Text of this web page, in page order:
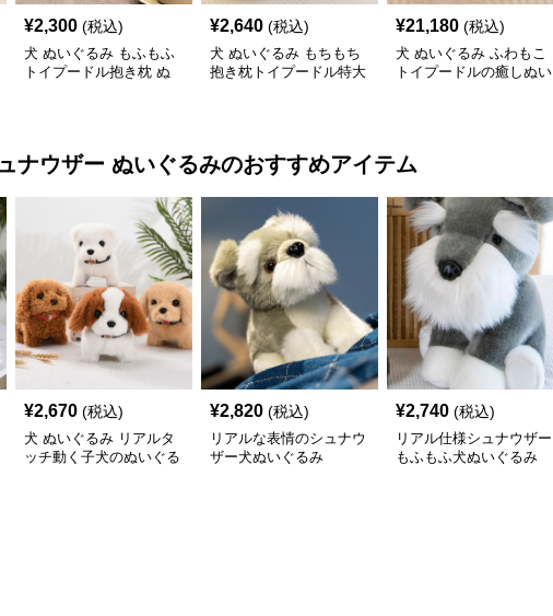
¥2,300 (税込)
犬 ぬいぐるみ もふもふ
トイプードル抱き枕 ぬ
¥2,640 (税込)
犬 ぬいぐるみ もちもち
抱き枕トイプードル特大
¥21,180 (税込)
犬 ぬいぐるみ ふわもこ
トイプードルの癒しぬい
ナウザー ぬいぐるみのおすすめアイテム
¥2,670 (税込)
犬 ぬいぐるみ リアルタ
ッチ動く子犬のぬいぐる
¥2,820 (税込)
リアルな表情のシュナウ
ザー犬ぬいぐるみ
¥2,740 (税込)
リアル仕様シュナウザー
もふもふ犬ぬいぐるみ